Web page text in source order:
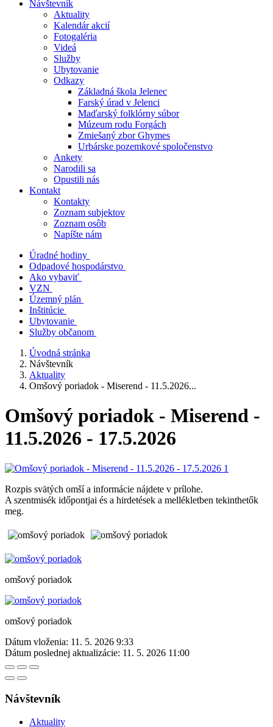
Návštevník
Aktuality
Kalendár akcií
Fotogaléria
Videá
Služby
Ubytovanie
Odkazy
Základná škola Jelenec
Farský úrad v Jelenci
Maďarský folklórny súbor
Múzeum rodu Forgách
Zmiešaný zbor Ghymes
Urbárske pozemkové spoločenstvo
Ankety
Narodili sa
Opustili nás
Kontakt
Kontakty
Zoznam subjektov
Zoznam osôb
Napíšte nám
Úradné hodiny
Odpadové hospodárstvo
Ako vybaviť
VZN
Územný plán
Inštitúcie
Ubytovanie
Služby občanom
Úvodná stránka
Návštevník
Aktuality
Omšový poriadok - Miserend - 11.5.2026...
Omšový poriadok - Miserend -
11.5.2026 - 17.5.2026
Rozpis svätých omší a informácie nájdete v prílohe.
A szentmisék időpontjai és a hirdetések a mellékletben tekinthetők
meg.
omšový poriadok
omšový poriadok
Dátum vloženia: 11. 5. 2026 9:33
Dátum poslednej aktualizácie: 11. 5. 2026 11:00
Návštevník
Aktuality